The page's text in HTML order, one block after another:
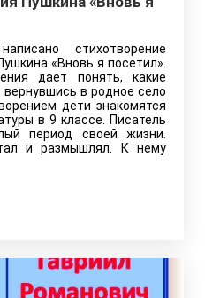
стихотворение
«Вновь я посетил».
дает понять, какие
в родное село
дети знакомятся
в 9 классе. Писатель
период своей жизни.
и размышлял. К нему